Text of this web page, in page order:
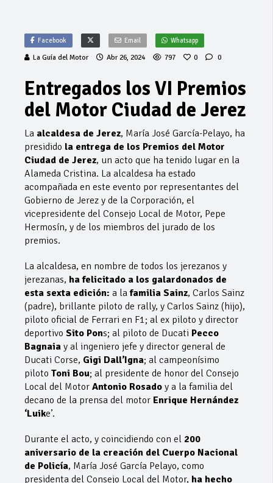
Facebook Email Whatsapp
La Guía del Motor Abr 26, 2024 797 0 0
Entregados los VI Premios
del Motor Ciudad de Jerez
La alcaldesa de Jerez, María José García-Pelayo, ha
presidido la entrega de los Premios del Motor
Ciudad de Jerez, un acto que ha tenido lugar en la
Alameda Cristina. La alcaldesa ha estado
acompañada en este evento por representantes del
Gobierno de Jerez y de la Corporación, el
vicepresidente del Consejo Local de Motor, Pepe
Hermosín, y de los miembros del jurado de los
premios.
La alcaldesa, en nombre de todos los jerezanos y
jerezanas, ha felicitado a los galardonados de
esta sexta edición: a lafamilia Sainz, Carlos Sainz
(padre), brillante piloto de rally, y Carlos Sainz (hijo),
piloto oficial de Ferrari en F1; al ex piloto y director
deportivo Sito Pons; al piloto de Ducati Pecco
Bagnaia y al ingeniero jefe y director general de
Ducati Corse, Gigi Dall’Igna; al campeonísimo
piloto Toni Bou; al presidente de honor del Consejo
Local del Motor Antonio Rosado y a la familia del
decano de la prensa del motor Enrique Hernández
‘Luike’.
Durante el acto, y coincidiendo con el 200
aniversario de la creación del Cuerpo Nacional
de Policía, María José García Pelayo, como
presidenta del Consejo Local del Motor, ha hecho